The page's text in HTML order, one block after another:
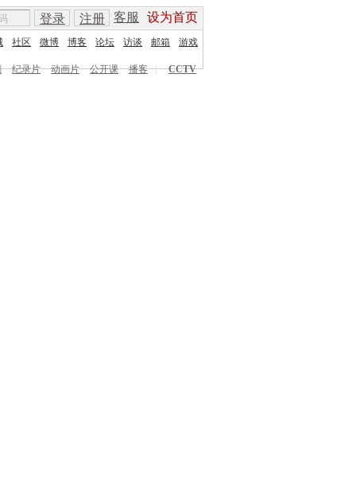
客服 设为首页
登录 注册
社区 微博 博客 论坛 访谈 邮箱 游戏
纪录片 动画片 公开课 播客 |
CCTV